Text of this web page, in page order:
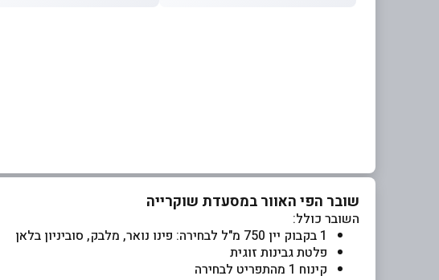
שובר הפי האוור במסעדת שוקרייה
השובר כולל:
1 בקבוק יין 750 מ"ל לבחירה: פינו נואר, מלבק, סוביניון בלאן
פלטת גבינות זוגית
קינוח 1 מהתפריט לבחירה